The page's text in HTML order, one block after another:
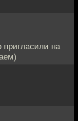
пригласили на